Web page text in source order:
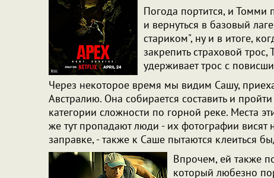
Погода портится, и Томми
и вернуться в базовый
стариком", ну и в итоге,
закрепить страховой
удерживает трос с
Через некоторое время мы видим Сашу,
Австралию. Она собирается составить и
категории сложности по горной реке. Места
же тут пропадают люди - их фотографии висят
заправке, - также к Саше пытаются клеиться
Впрочем, ей также
который любезно